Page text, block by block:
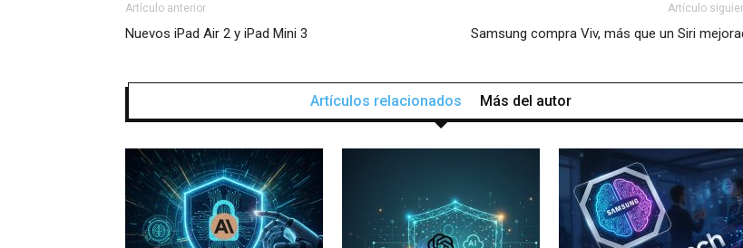
Artículo anterior
Nuevos iPad Air 2 y iPad Mini 3
Artículo
Samsung compra Viv, más que un Siri
Artículos relacionados Más del autor